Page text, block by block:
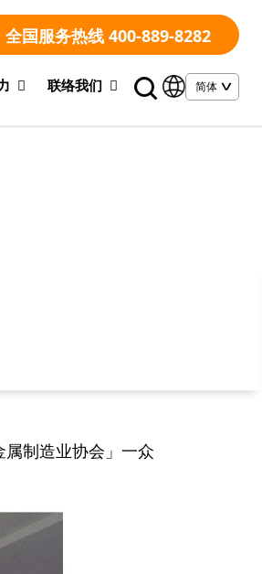
全国服务热线 400-889-8282
联络我们
制造业协会」一众